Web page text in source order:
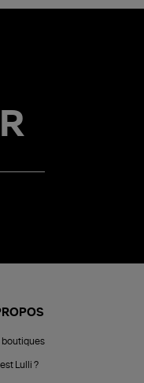
boutiques
Lulli ?